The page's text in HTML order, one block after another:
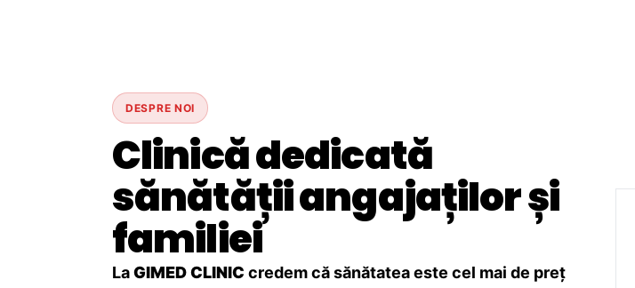
DESPRE NOI
Clinică dedicată
sănătății angajaților și
familiei
LaGIMED CLINIC credem că sănătatea este cel mai de preț